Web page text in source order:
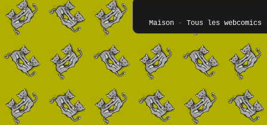
Maison- Tous les webcomics